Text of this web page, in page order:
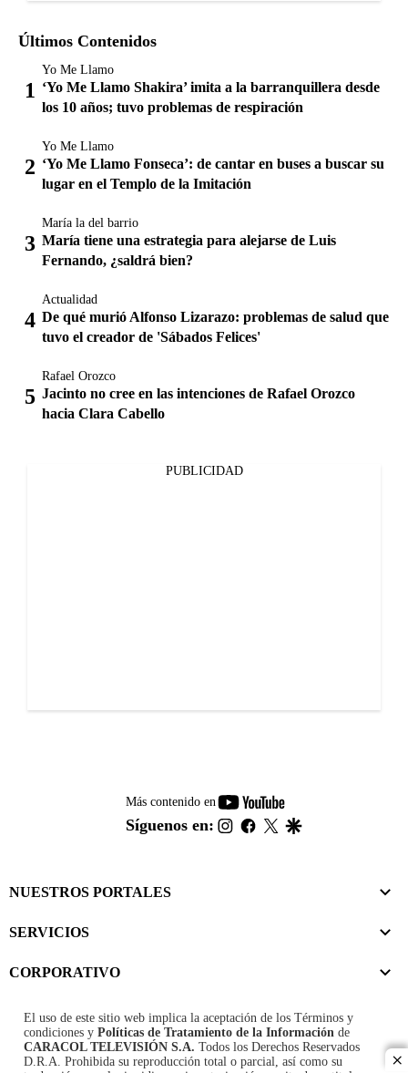
Últimos Contenidos
Yo Me Llamo
‘Yo Me Llamo Shakira’ imita a la barranquillera desde
los 10 años; tuvo problemas de respiración
Yo Me Llamo
‘Yo Me Llamo Fonseca’: de cantar en buses a buscar su
lugar en el Templo de la Imitación
María la del barrio
María tiene una estrategia para alejarse de Luis
Fernando, ¿saldrá bien?
Actualidad
De qué murió Alfonso Lizarazo: problemas de salud que
tuvo el creador de 'Sábados Felices'
Rafael Orozco
Jacinto no cree en las intenciones de Rafael Orozco
hacia Clara Cabello
PUBLICIDAD
Más contenido en
youtube-
footer
Síguenos en: instagram
facebook
twitter
NUESTROS PORTALES
SERVICIOS
CORPORATIVO
El uso de este sitio web implica la aceptación de los Términos y
condiciones y Políticas de Tratamiento de la Información de
CARACOL TELEVISIÓN S.A. Todos los Derechos Reservados
D.R.A. Prohibida su reproducción total o parcial, así como su